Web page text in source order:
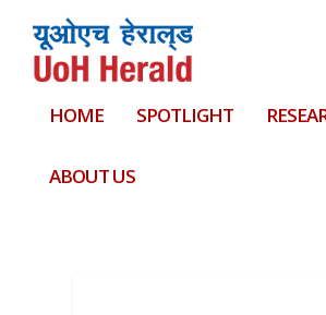
HOME SPOTLIGHT
ABOUT US